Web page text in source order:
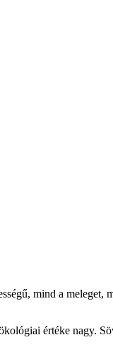
mind a
értéke nagy.